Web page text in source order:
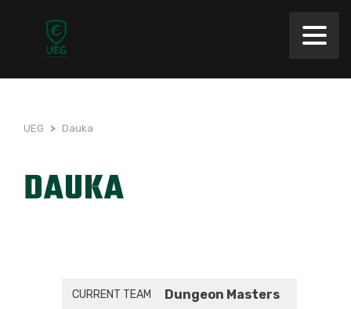
UEG > Dauka
DAUKA
CURRENT TEAM Dungeon Masters